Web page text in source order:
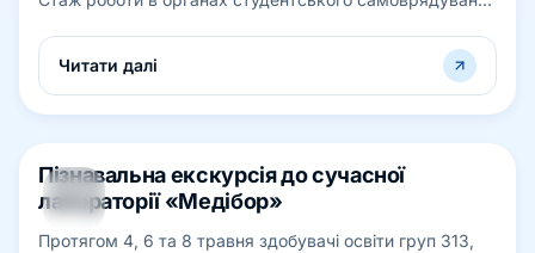
Читати далі
08
ТРАВ
Пізнавальна екскурсія до сучасної
лабораторії «Медібор»
Протягом 4, 6 та 8 травня здобувачі освіти груп 313,